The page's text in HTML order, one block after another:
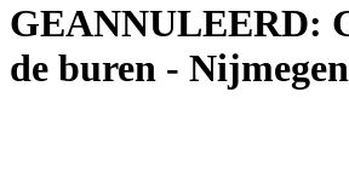
GEANNULEERD:
de buren - Nijmegen